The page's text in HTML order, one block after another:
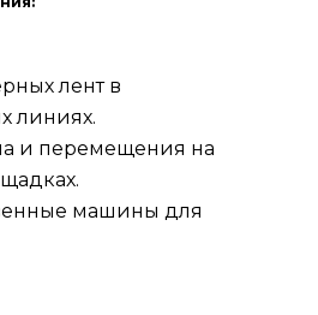
лент в
линиях.
и перемещения на
машины для